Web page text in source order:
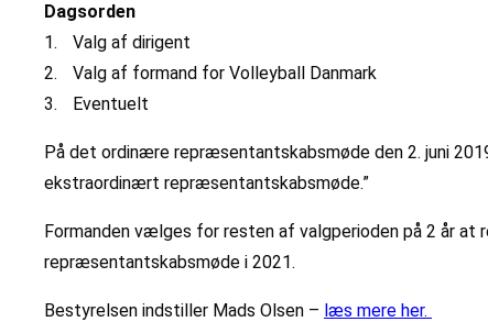
Dagsorden
1.
Valg af dirigent
2.
Valg af formand for Volleyball Danmark
3.
Eventuelt
På det ordinære repræsentantskabsmøde den 2. juni
ekstraordinært repræsentantskabsmøde.”
Formanden vælges for resten af valgperioden på 2 år
repræsentantskabsmøde i 2021.
Bestyrelsen indstiller Mads Olsen – læs mere her.